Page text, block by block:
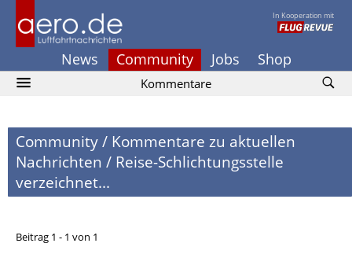
In Kooperation mit
News Community Jobs Shop
Kommentare
Community/ Kommentare zu aktuellen
Nachrichten / Reise-Schlichtungsstelle
verzeichnet...
Beitrag 1 - 1 von 1